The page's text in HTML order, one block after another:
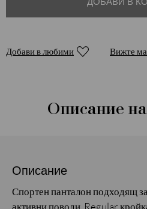
Добави в любими Вижте
Описание
Описание
Спортен панталон подходящ
активни поводи. Regular